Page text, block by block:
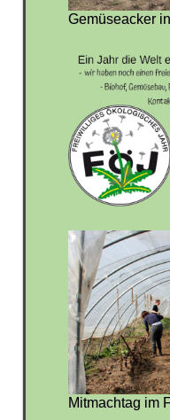
Gemüseacker
Mitmachtag im